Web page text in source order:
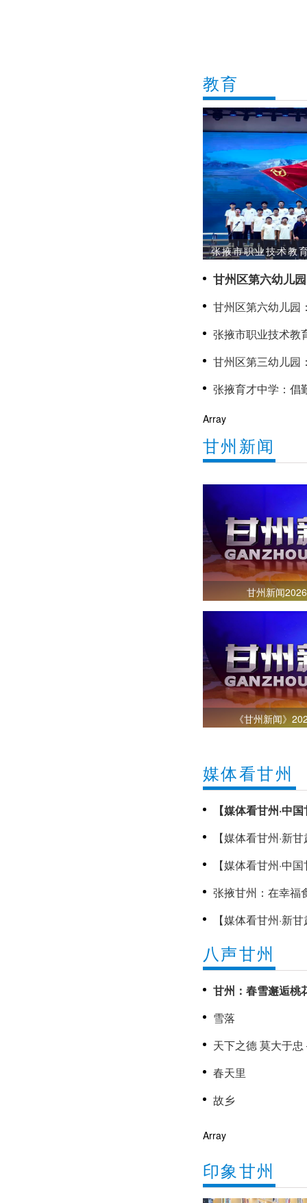
教育
张掖市职业技术教
甘州区第六幼儿园：
聚力成长
甘州区第六幼儿园
心
张掖市职业技术教
甘州区第三幼儿园：党建
长
Array
甘州新闻
甘州新闻
《甘州新闻》
媒体看甘州
【媒体看甘州·中
趣好时光
【媒体看甘州·新
【媒体看甘州·中
助学金温暖甘州高
张掖甘州：在幸福
【媒体看甘州·新
显千年古建之美
八声甘州
甘州：春雪邂逅桃
雪落
春天里
故乡
Array
印象甘州